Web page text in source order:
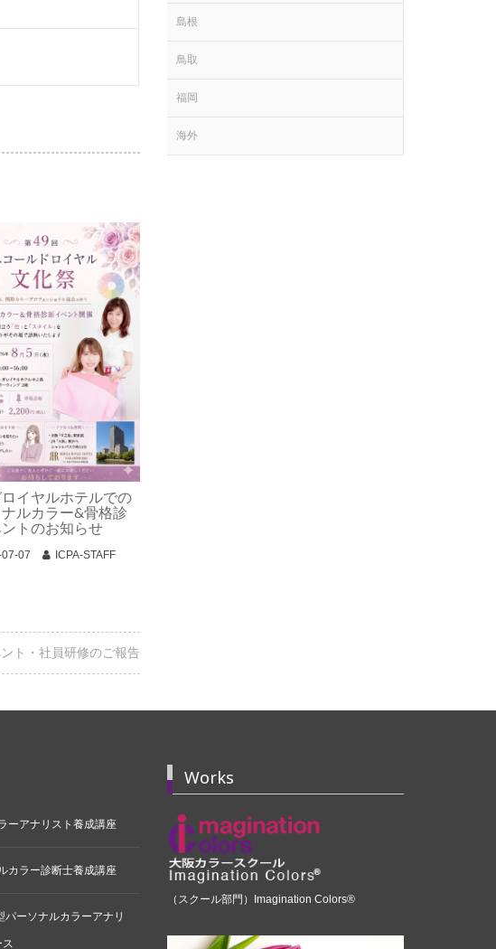
ロイヤルホテルでの
ルカラー&骨格診
ントのお知らせ
07 ICPA-STAFF
ト・社員研修のご報告
島根
鳥取
福岡
海外
ーアナリスト養成講座
カラー診断士養成講座
パーソナルカラーアナリ
Works
（スクール部門）Imagination Colors®